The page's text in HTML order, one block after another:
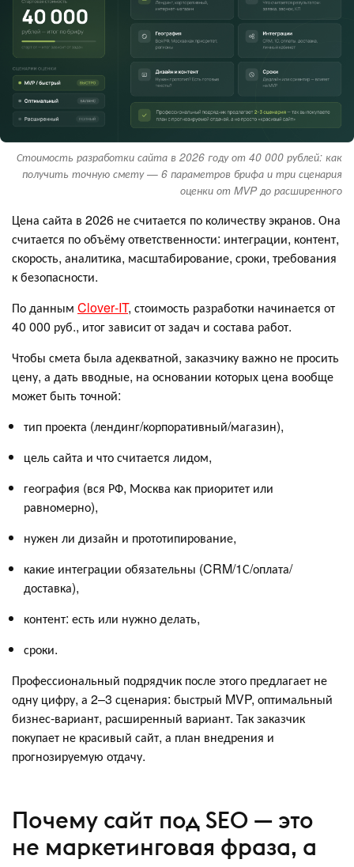
Стоимость разработки сайта в 2026 году от 40 000 рублей: как
получить точную смету — 6 параметров брифа и три сценария
оценки от MVP до расширенного
Цена сайта в 2026 не считается по количеству экранов. Она
считается по объёму ответственности: интеграции, контент,
скорость, аналитика, масштабирование, сроки, требования
к безопасности.
По данным Clover‑IT, стоимость разработки начинается от
40 000 руб., итог зависит от задач и состава работ.
Чтобы смета была адекватной, заказчику важно не просить
цену, а дать вводные, на основании которых цена вообще
может быть точной:
тип проекта (лендинг/корпоративный/магазин),
цель сайта и что считается лидом,
география (вся РФ, Москва как приоритет или
равномерно),
нужен ли дизайн и прототипирование,
какие интеграции обязательны (CRM/1С/оплата/
доставка),
контент: есть или нужно делать,
сроки.
Профессиональный подрядчик после этого предлагает не
одну цифру, а 2–3 сценария: быстрый MVP, оптимальный
бизнес‑вариант, расширенный вариант. Так заказчик
покупает не красивый сайт, а план внедрения и
прогнозируемую отдачу.
Почему сайт под SEO — это
не маркетинговая фраза, а